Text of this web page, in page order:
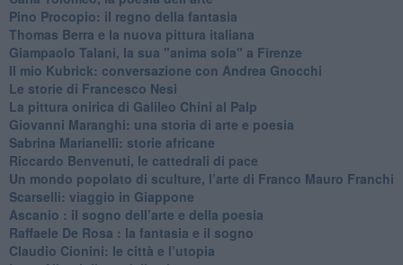
Pino Procopio: il regno della fantasia
Thomas Berra e la nuova pittura italiana
Giampaolo Talani, la sua "anima sola" a Firenze
Il mio Kubrick: conversazione con Andrea Gnocchi
Le storie di Francesco Nesi
​La pittura onirica di Galileo Chini al Palp
​Giovanni Maranghi: una storia di arte e poesia
Sabrina Marianelli: storie africane
​Riccardo Benvenuti, le cattedrali di pace
​Un mondo popolato di sculture, l’arte di Franco Mauro Franchi
​Scarselli: viaggio in Giappone
​Ascanio : il sogno dell’arte e della poesia
Raffaele De Rosa : la fantasia e il sogno
​Claudio Cionini: le città e l’utopia